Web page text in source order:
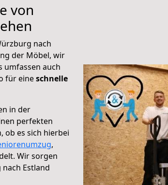
von
nach
der Möbel, wir
umfassen auch
für eineschnelle
in der
perfekten
ob es sich hierbei
,
Wir sorgen
Estland